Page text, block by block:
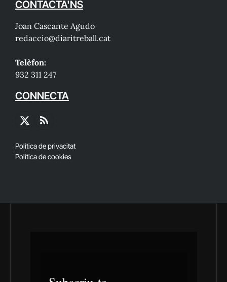
CONTACTA'NS
Joan Cascante Agudo
redaccio@diaritreball.cat
Telèfon:
932 311 247
CONNECTA
X
RSS
Política de privacitat
Política de cookies